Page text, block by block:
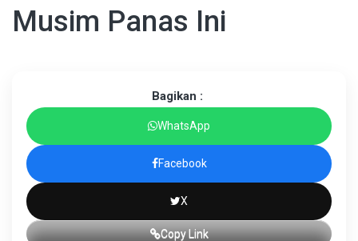
Musim Panas Ini
Bagikan :
WhatsApp
Facebook
X
Copy Link